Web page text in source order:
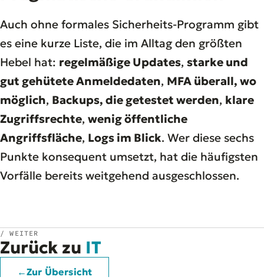
Auch ohne formales Sicherheits-Programm gibt
es eine kurze Liste, die im Alltag den größten
Hebel hat: regelmäßige Updates, starke und
gut gehütete Anmeldedaten, MFA überall, wo
möglich, Backups, die getestet werden, klare
Zugriffsrechte, wenig öffentliche
Angriffsfläche, Logs im Blick. Wer diese sechs
Punkte konsequent umsetzt, hat die häufigsten
Vorfälle bereits weitgehend ausgeschlossen.
/ WEITER
Zurück zu IT
←Zur Übersicht